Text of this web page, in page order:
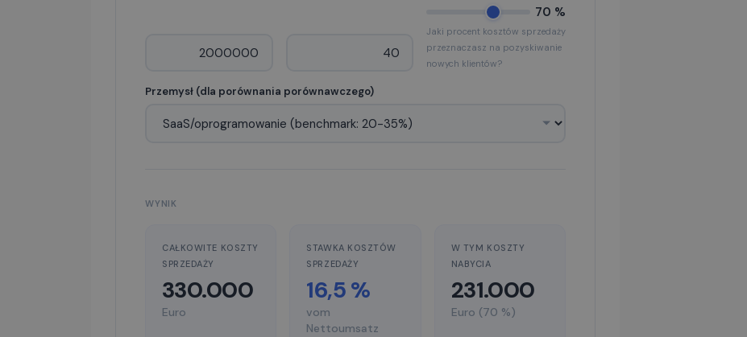
70 %
Jaki procent kosztów sprzedaży
przeznaczasz na pozyskiwanie
nowych klientów?
Przemysł (dla porównania porównawczego)
WYNIK
CAŁKOWITE KOSZTY
SPRZEDAŻY
330.000
Euro
STAWKA KOSZTÓW
SPRZEDAŻY
16,5 %
vom
Nettoumsatz
W TYM KOSZTY
NABYCIA
231.000
Euro (70 %)